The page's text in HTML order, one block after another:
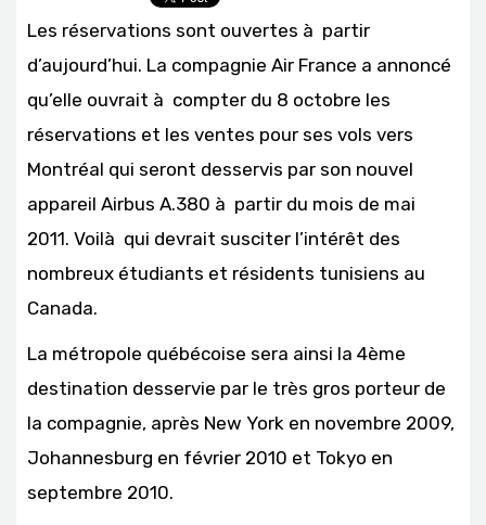
Les réservations sont ouvertes à partir
d’aujourd’hui. La compagnie Air France a annoncé
qu’elle ouvrait à compter du 8 octobre les
réservations et les ventes pour ses vols vers
Montréal qui seront desservis par son nouvel
appareil Airbus A.380 à partir du mois de mai
2011. Voilà qui devrait susciter l’intérêt des
nombreux étudiants et résidents tunisiens au
Canada.
La métropole québécoise sera ainsi la 4ème
destination desservie par le très gros porteur de
la compagnie, après New York en novembre 2009,
Johannesburg en février 2010 et Tokyo en
septembre 2010.